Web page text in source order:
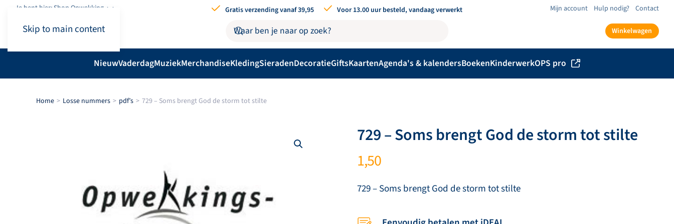
Skip to main content
Je bent hier: Shop.Opwekking Gratis verzending vanaf 39,95 Voor 13.00 uur besteld, vandaag verwerkt Mijn account Hulp nodig? Contact
Winkelwagen
NieuwVaderdagMuziekMerchandiseKledingSieradenDecoratieGiftsKaartenAgenda's & kalendersBoekenKinderwerkOPS pro
Home Losse nummers pdf’s 729 – Soms brengt God de storm tot stilte
729 – Soms brengt God de storm tot stilte
1,50
729 – Soms brengt God de storm tot stilte